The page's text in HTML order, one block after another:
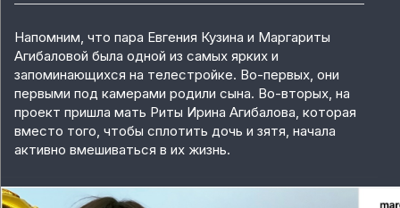
Напомним, что пара Евгения Кузина и Маргариты
Агибаловой была одной из самых ярких и
запоминающихся на телестройке. Во-первых, они
первыми под камерами родили сына. Во-вторых, на
проект пришла мать Риты Ирина Агибалова, которая
вместо того, чтобы сплотить дочь и зятя, начала
активно вмешиваться в их жизнь.